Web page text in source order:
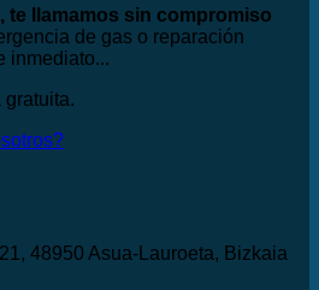
te llamamos sin compromiso
de gas o reparación
inmediato...
gratuita.
48950 Asua-Lauroeta, Bizkaia